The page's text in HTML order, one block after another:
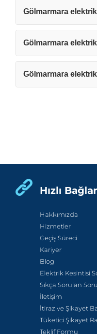
Gölmarmara
Gölmarmara
Gölmarmara
Hızlı
Hakkımızda
Hizmetler
Geçiş Süreci
Kariyer
Blog
Elektrik Kesintisi
Sıkça Sorulan
İletişim
İtiraz ve Şikayet
Tüketici Şikayet
Teklif Formu